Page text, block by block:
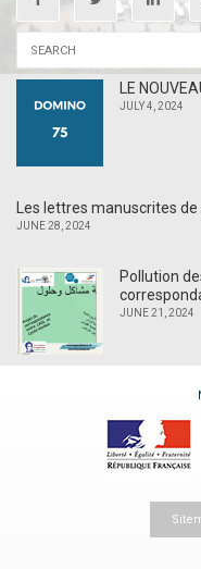
LE
JULY 4, 2024
Les lettres manuscrites
JUNE 28, 2024
Pollution
JUNE 21, 2024